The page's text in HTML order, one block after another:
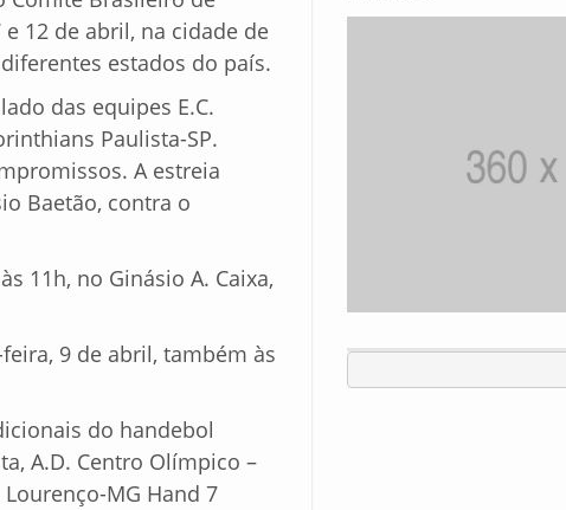
12 de abril, na cidade de
estados do país.
das equipes E.C.
Paulista-SP.
A estreia
Baetão, contra o
11h, no Ginásio A. Caixa,
9 de abril, também às
do handebol
A.D. Centro Olímpico –
Lourenço-MG Hand 7